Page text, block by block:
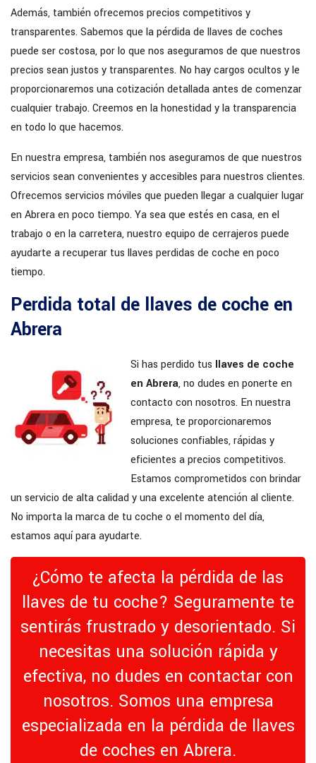
Además, también ofrecemos precios competitivos y
transparentes. Sabemos que la pérdida de llaves de coches
puede ser costosa, por lo que nos aseguramos de que nuestros
precios sean justos y transparentes. No hay cargos ocultos y le
proporcionaremos una cotización detallada antes de comenzar
cualquier trabajo. Creemos en la honestidad y la transparencia
en todo lo que hacemos.
En nuestra empresa, también nos aseguramos de que nuestros
servicios sean convenientes y accesibles para nuestros clientes.
Ofrecemos servicios móviles que pueden llegar a cualquier lugar
en Abrera en poco tiempo. Ya sea que estés en casa, en el
trabajo o en la carretera, nuestro equipo de cerrajeros puede
ayudarte a recuperar tus llaves perdidas de coche en poco
tiempo.
Perdida total de llaves de coche en
Abrera
Si has perdido tus llaves de coche
en Abrera, no dudes en ponerte en
contacto con nosotros. En nuestra
empresa, te proporcionaremos
soluciones confiables, rápidas y
eficientes a precios competitivos.
Estamos comprometidos con brindar
un servicio de alta calidad y una excelente atención al cliente.
No importa la marca de tu coche o el momento del día,
estamos aquí para ayudarte.
¿Cómo te afecta la pérdida de las
llaves de tu coche? Seguramente te
sentirás frustrado y desorientado. Si
necesitas una solución rápida y
efectiva, no dudes en contactar con
nosotros. Somos una empresa
especializada en la pérdida de llaves
de coches en Abrera.